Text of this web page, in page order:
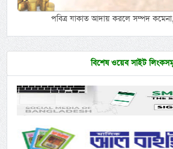
পবিত্র যাকাত আদায় করলে সম্পদ কমেনা,
বিশেষ ওয়েব সাইট